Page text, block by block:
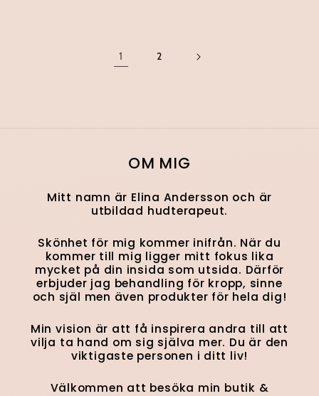
1 2
OM MIG
Mitt namn är Elina Andersson och är
utbildad hudterapeut.
Skönhet för mig kommer inifrån. När du
kommer till mig ligger mitt fokus lika
mycket på din insida som utsida. Därför
erbjuder jag behandling för kropp, sinne
och själ men även produkter för hela dig!
Min vision är att få inspirera andra till att
vilja ta hand om sig själva mer. Du är den
viktigaste personen i ditt liv!
Välkommen att besöka min butik &